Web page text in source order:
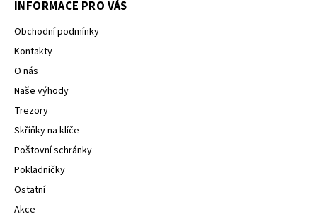
INFORMACE PRO VÁS
Obchodní podmínky
Kontakty
O nás
Naše výhody
Trezory
Skříňky na klíče
Poštovní schránky
Pokladničky
Ostatní
Akce